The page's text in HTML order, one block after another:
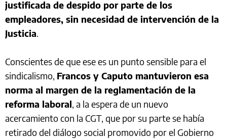
justificada de despido por parte de los
empleadores, sin necesidad de intervención de la
Justicia.
Conscientes de que ese es un punto sensible para el
sindicalismo, Francos y Caputo mantuvieron esa
norma al margen de la reglamentación de la
reforma laboral, a la espera de un nuevo
acercamiento con la CGT, que por su parte se había
retirado del diálogo social promovido por el Gobierno